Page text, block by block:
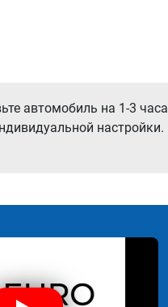
автомобиль на 1-3 часа
настройки.